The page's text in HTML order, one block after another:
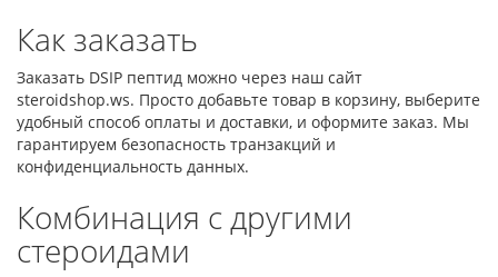
Как заказать
Заказать DSIP пептид можно через наш сайт
steroidshop.ws. Просто добавьте товар в корзину, выберите
удобный способ оплаты и доставки, и оформите заказ. Мы
гарантируем безопасность транзакций и
конфиденциальность данных.
Комбинация с другими
стероидами